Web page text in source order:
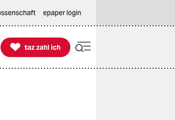
epaper login

taz zahl ich
taz zahl ich